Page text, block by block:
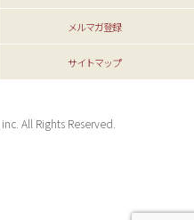
メルマガ登録
サイトマップ
All Rights Reserved.